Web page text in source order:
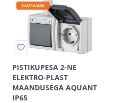
KAMPAANIA
PISTIKUPESA 2-NE
ELEKTRO-PLAST
MAANDUSEGA AQUANT
IP65